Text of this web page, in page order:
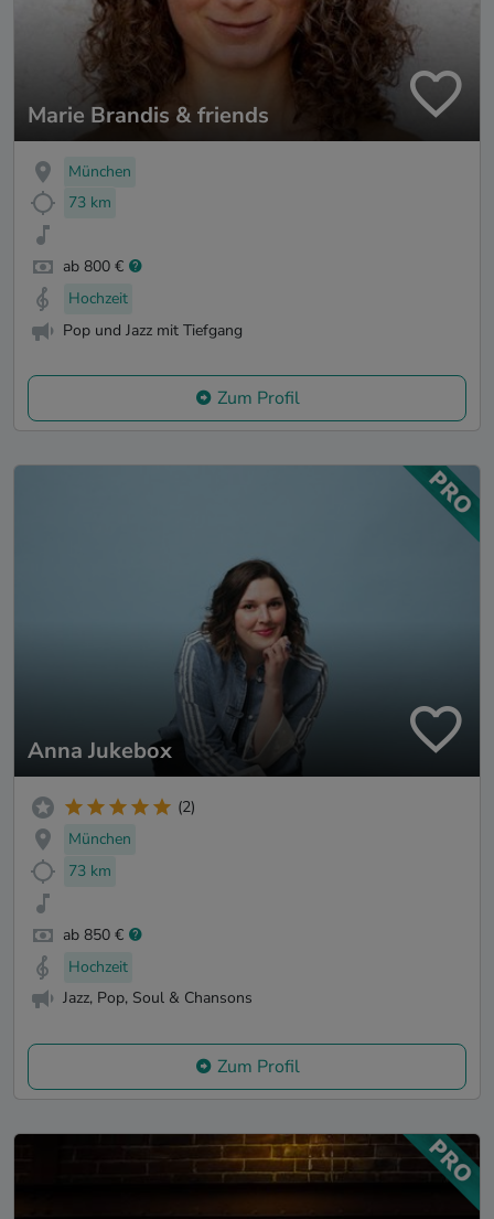
Marie Brandis & friends
München
73 km
ab 800 €
Hochzeit
Pop und Jazz mit Tiefgang
Zum Profil
Anna Jukebox
(2)
München
73 km
ab 850 €
Hochzeit
Jazz, Pop, Soul & Chansons
Zum Profil